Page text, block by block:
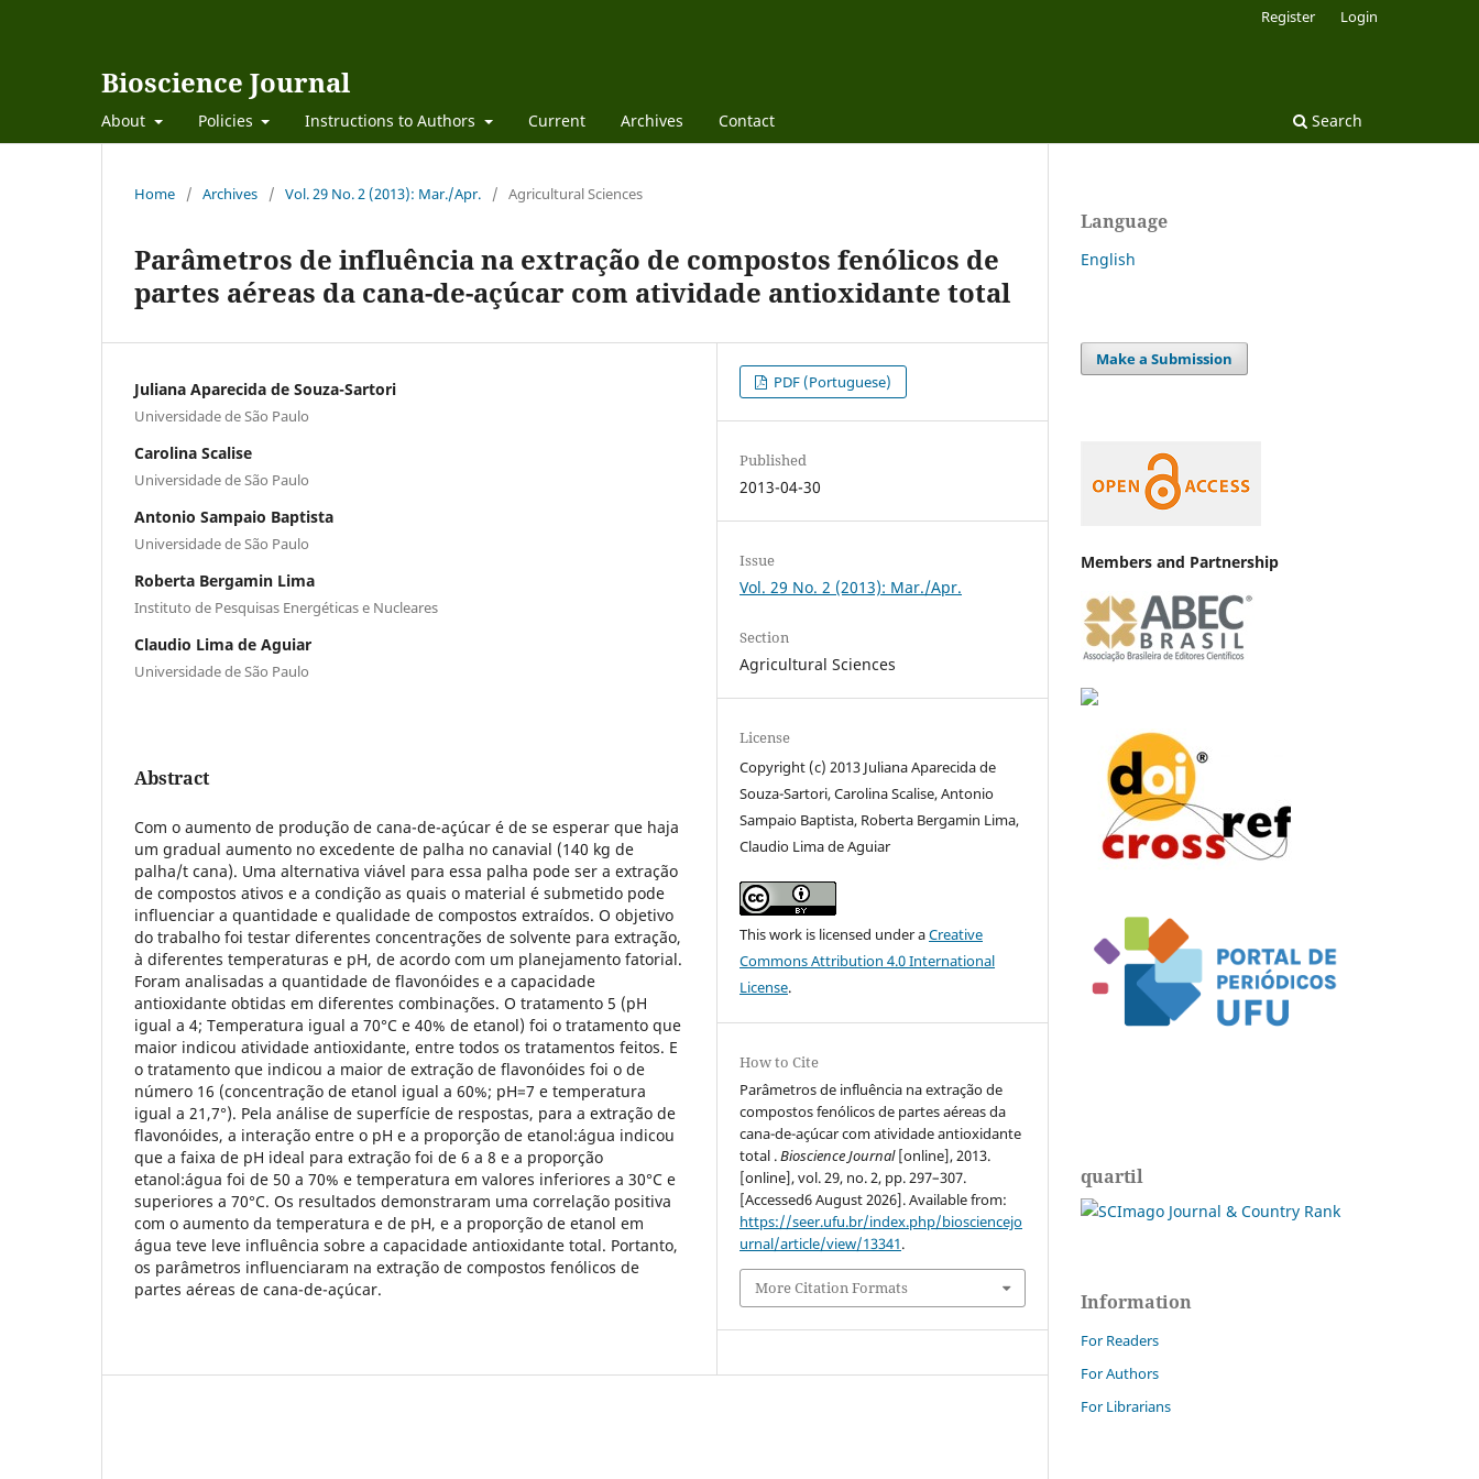
Bioscience Journal
About Policies Instructions to Authors Current Archives Contact Search
Register Login
Home / Archives / Vol. 29 No. 2 (2013): Mar./Apr. / Agricultural Sciences
Parâmetros de influência na extração de compostos fenólicos de
partes aéreas da cana-de-açúcar com atividade antioxidante total
Juliana Aparecida de Souza-Sartori
Universidade de São Paulo
Carolina Scalise
Universidade de São Paulo
Antonio Sampaio Baptista
Universidade de São Paulo
Roberta Bergamin Lima
Instituto de Pesquisas Energéticas e Nucleares
Claudio Lima de Aguiar
Universidade de São Paulo
Abstract
Com o aumento de produção de cana-de-açúcar é de se esperar que haja
um gradual aumento no excedente de palha no canavial (140 kg de
palha/t cana). Uma alternativa viável para essa palha pode ser a extração
de compostos ativos e a condição as quais o material é submetido pode
influenciar a quantidade e qualidade de compostos extraídos. O objetivo
do trabalho foi testar diferentes concentrações de solvente para extração,
à diferentes temperaturas e pH, de acordo com um planejamento fatorial.
Foram analisadas a quantidade de flavonóides e a capacidade
antioxidante obtidas em diferentes combinações. O tratamento 5 (pH
igual a 4; Temperatura igual a 70°C e 40% de etanol) foi o tratamento que
maior indicou atividade antioxidante, entre todos os tratamentos feitos. E
o tratamento que indicou a maior de extração de flavonóides foi o de
número 16 (concentração de etanol igual a 60%; pH=7 e temperatura
igual a 21,7°). Pela análise de superfície de respostas, para a extração de
flavonóides, a interação entre o pH e a proporção de etanol:água indicou
que a faixa de pH ideal para extração foi de 6 a 8 e a proporção
etanol:água foi de 50 a 70% e temperatura em valores inferiores a 30°C e
superiores a 70°C. Os resultados demonstraram uma correlação positiva
com o aumento da temperatura e de pH, e a proporção de etanol em
água teve leve influência sobre a capacidade antioxidante total. Portanto,
os parâmetros influenciaram na extração de compostos fenólicos de
partes aéreas de cana-de-açúcar.
PDF (Portuguese)
Published
2013-04-30
Issue
Vol. 29 No. 2 (2013): Mar./Apr.
Section
Agricultural Sciences
License
Copyright (c) 2013 Juliana Aparecida de
Souza-Sartori, Carolina Scalise, Antonio
Sampaio Baptista, Roberta Bergamin Lima,
Claudio Lima de Aguiar
This work is licensed under aCreative
Commons Attribution 4.0 International
License.
How to Cite
Parâmetros de influência na extração de
compostos fenólicos de partes aéreas da
cana-de-açúcar com atividade antioxidante
total .Bioscience Journal[online], 2013.
[online], vol. 29, no. 2, pp. 297–307.
[Accessed6 August 2026]. Available from:
https://seer.ufu.br/index.php/biosciencejo
urnal/article/view/13341.
More Citation Formats
Language
English
Make a Submission
Members and Partnership
quartil
Information
For Readers
For Authors
For Librarians